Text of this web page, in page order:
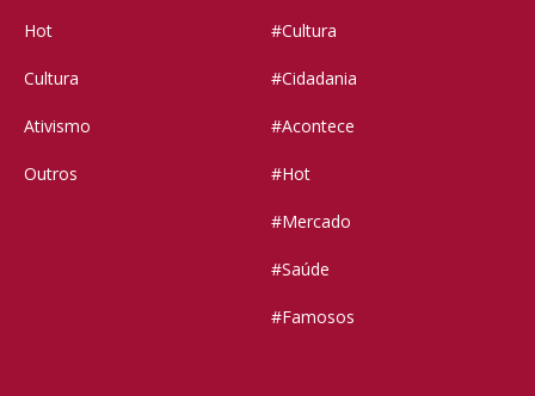
Hot
Cultura
Ativismo
Outros
#Cultura
#Cidadania
#Acontece
#Hot
#Mercado
#Saúde
#Famosos